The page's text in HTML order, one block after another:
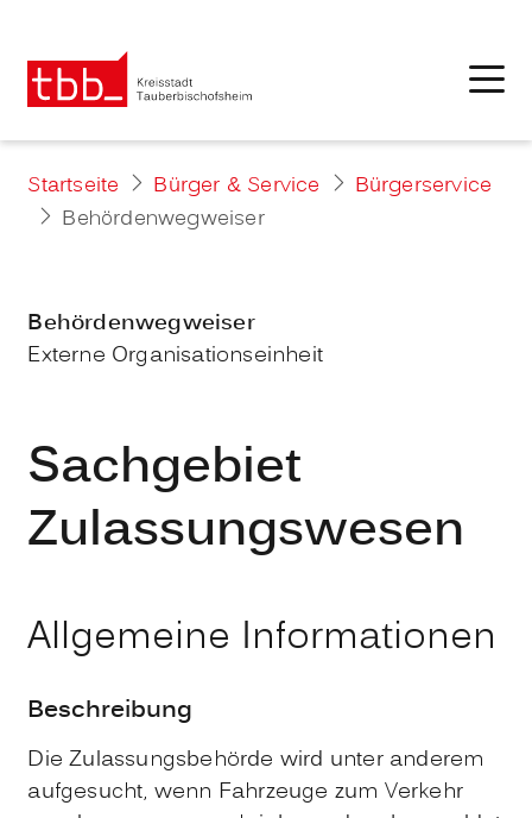
Startseite Bürger & Service
Bürgerservice
Behördenwegweiser
Behördenwegweiser
Externe Organisationseinheit
Sachgebiet
Zulassungswesen
Allgemeine Informationen
Beschreibung
Die Zulassungsbehörde wird unter anderem
aufgesucht, wenn Fahrzeuge zum Verkehr